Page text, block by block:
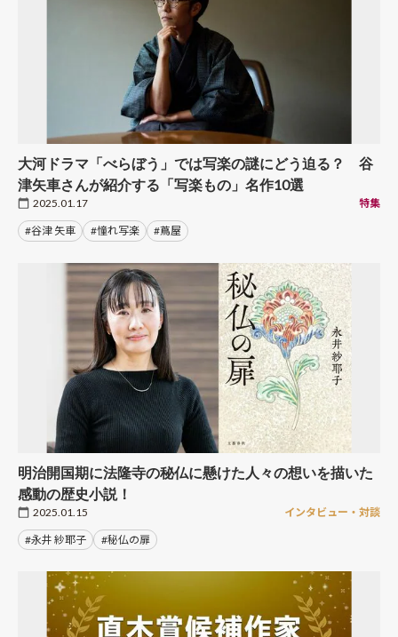
大河ドラマ「べらぼう」では写楽の謎にどう迫る？ 谷
津矢車さんが紹介する「写楽もの」名作10選
2025.01.17 特集
#谷津 矢車 #憧れ写楽 #蔦屋
明治開国期に法隆寺の秘仏に懸けた人々の想いを描いた
感動の歴史小説！
2025.01.15 インタビュー・対談
#永井 紗耶子 #秘仏の扉